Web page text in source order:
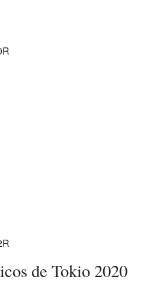
de Tokio 2020